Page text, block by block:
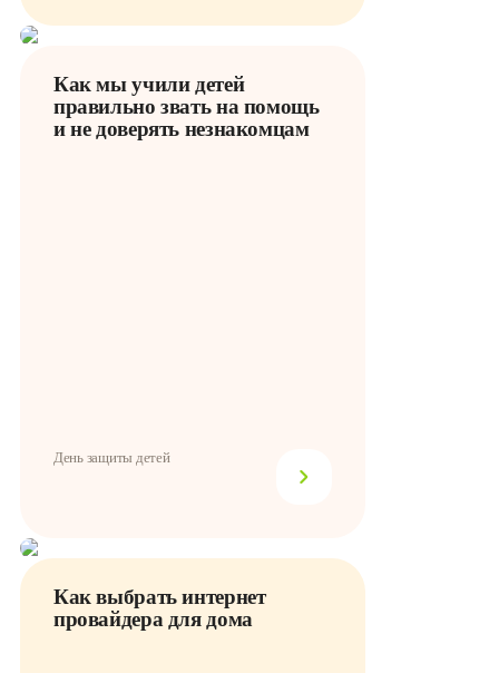
Как мы учили детей
правильно звать на помощь
и не доверять незнакомцам
День защиты детей
Как выбрать интернет
провайдера для дома